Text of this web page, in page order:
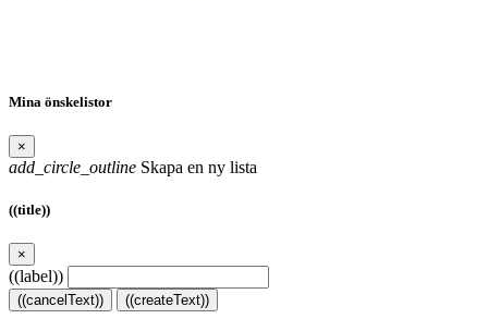
Mina önskelistor
×
add_circle_outline Skapa en ny lista
((title))
×
((label))
((cancelText)) ((createText))